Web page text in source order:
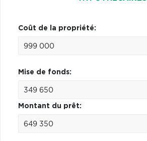
Coût de la propriété:
Mise de fonds:
Montant du prêt: